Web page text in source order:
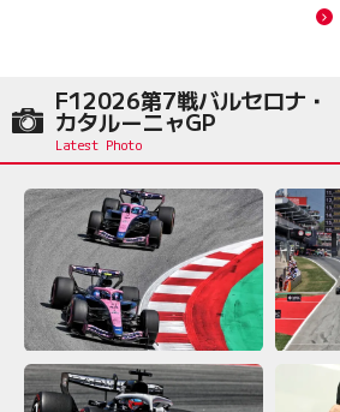
F12026第7戦バルセロナ・
カタルーニャGP